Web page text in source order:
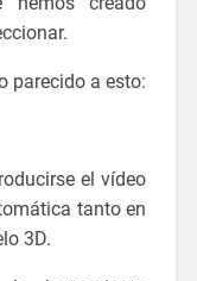
parecido a esto:
el vídeo
tanto en
3D.